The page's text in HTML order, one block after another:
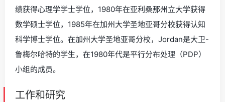
绩获得心理学学士学位，1980年在亚利桑那州立大学获得
数学硕士学位，1985年在加州大学圣地亚哥分校获得认知
科学博士学位。在加州大学圣地亚哥分校，Jordan是大卫-
鲁梅尔哈特的学生，在1980年代是平行分布处理（PDP）
小组的成员。
工作和研究